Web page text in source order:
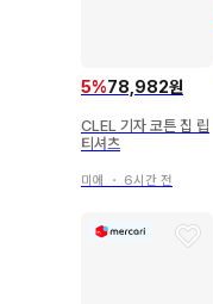
5%78,982원
CLEL 기자 코튼 집 립
티셔츠
미에 ・ 6시간 전